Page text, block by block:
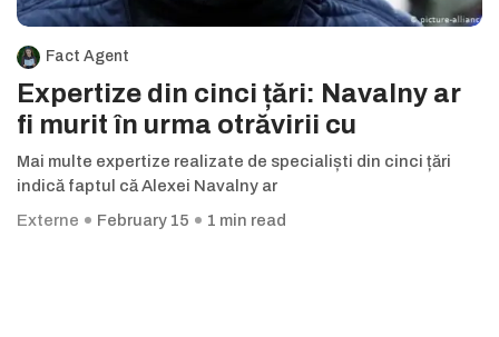
Fact Agent
Expertize din cinci țări: Navalny ar
fi murit în urma otrăvirii cu
Mai multe expertize realizate de specialiști din cinci țări
indică faptul că Alexei Navalny ar
Externe
February 15 1 min read